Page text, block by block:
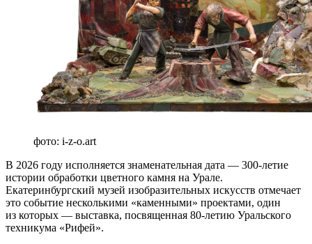
фото: i-z-o.art
В 2026 году исполняется знаменательная дата — 300-летие
истории обработки цветного камня на Урале.
Екатеринбургский музей изобразительных искусств отмечает
это событие несколькими «каменными» проектами, один
из которых — выставка, посвященная 80-летию Уральского
техникума «Рифей».